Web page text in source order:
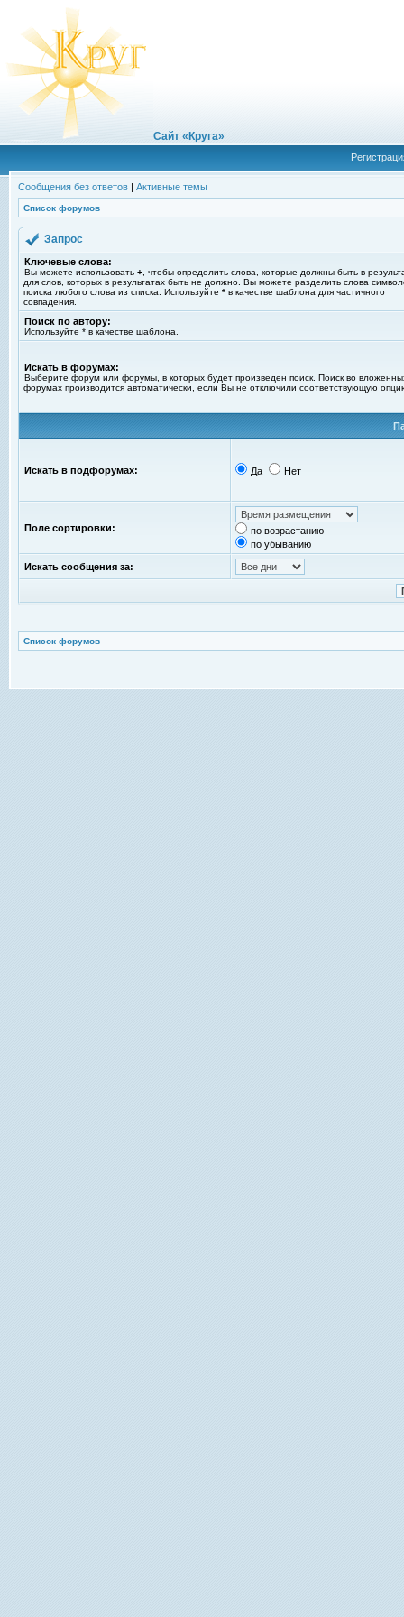
Сайт «Круга»
Сообщения без ответов | Активные темы
Список форумов
Запрос
Ключевые слова:
Вы можете использовать + , чтобы определить слова, которые должны быть в
для слов, которых в результатах быть не должно. Вы можете разделить слова
поиска любого слова из списка. Используйте * в качестве шаблона для частичного
совпадения.
Поиск по автору:
Используйте * в качестве шаблона.
Искать в форумах:
Выберите форум или форумы, в которых будет произведен поиск. Поиск во
форумах производится автоматически, если Вы не отключили соответствующую
Искать в подфорумах: Да Нет
Поле сортировки:
по возрастанию
по убыванию
Искать сообщения за:
Список форумов